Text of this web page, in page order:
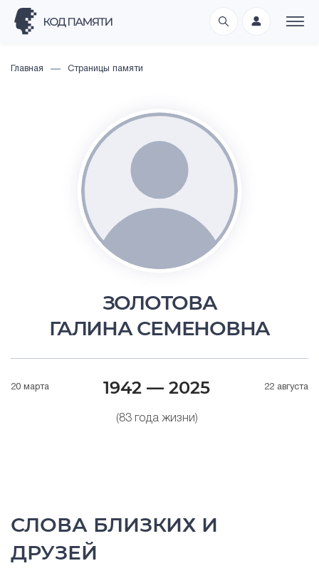
Главная Страницы памяти
ЗОЛОТОВА
ГАЛИНА СЕМЕНОВНА
20 марта 1942 — 2025
(83 года жизни)
22 августа
СЛОВА БЛИЗКИХ И
ДРУЗЕЙ